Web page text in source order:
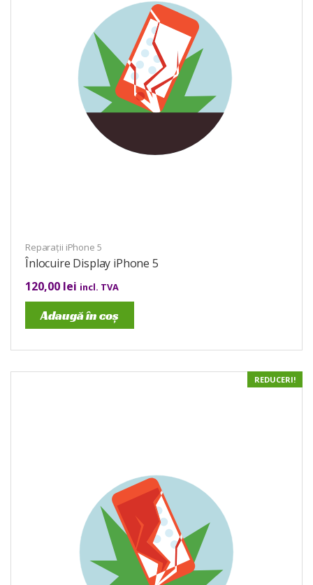
Reparații iPhone 5
Înlocuire Display iPhone 5
120,00 lei incl. TVA
Adaugă în coș
REDUCERI!